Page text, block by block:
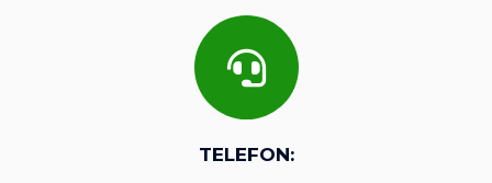
TELEFON: